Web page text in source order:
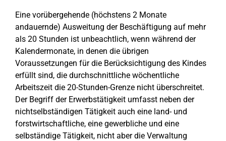
Eine vorübergehende (höchstens 2 Monate
andauernde) Ausweitung der Beschäftigung auf mehr
als 20 Stunden ist unbeachtlich, wenn während der
Kalendermonate, in denen die übrigen
Voraussetzungen für die Berücksichtigung des Kindes
erfüllt sind, die durchschnittliche wöchentliche
Arbeitszeit die 20-Stunden-Grenze nicht überschreitet.
Der Begriff der Erwerbstätigkeit umfasst neben der
nichtselbständigen Tätigkeit auch eine land- und
forstwirtschaftliche, eine gewerbliche und eine
selbständige Tätigkeit, nicht aber die Verwaltung